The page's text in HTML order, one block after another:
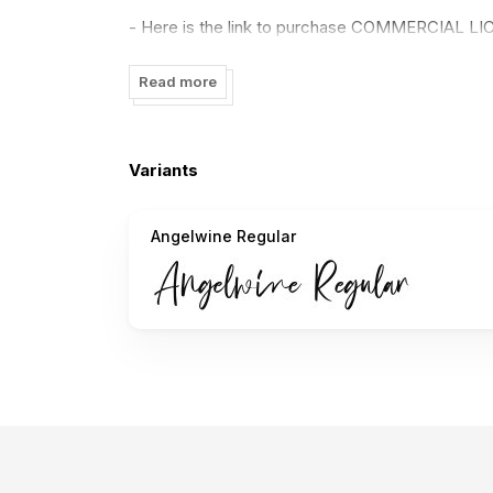
- Here is the link to purchase COMMERCIAL
- If you need a CUSTOM LICENSE or
Please visit our store for more amazing fonts :
https://stringlabscreative.com
Read more
Variants
Angelwine Regular